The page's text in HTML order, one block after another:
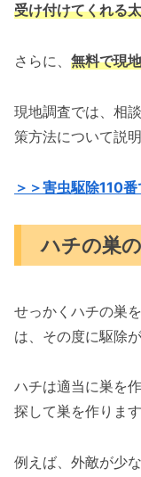
受け付けてくれる
さらに、 無料で現
現地調査では、相
策方法について説
＞＞害虫駆除110
ハチの巣
せっかくハチの巣
は、その度に駆除
ハチは適当に巣を
探して巣を作ります
例えば、外敵が少